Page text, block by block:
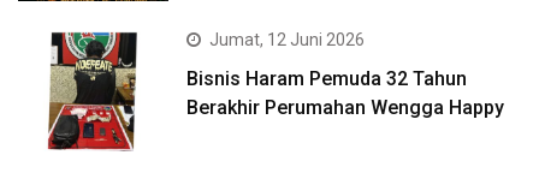
Jumat, 12 Juni 2026
Bisnis Haram Pemuda 32 Tahun
Berakhir Perumahan Wengga Happy